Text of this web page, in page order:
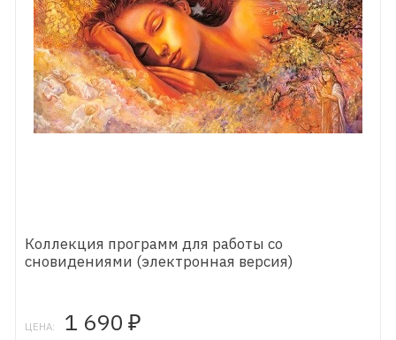
Коллекция программ для работы со
сновидениями (электронная версия)
ЦЕНА: 1 690 ₽